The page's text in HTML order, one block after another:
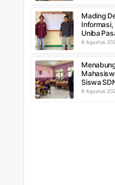
Mading
Uniba
Kantor
8 Agustus
Siswa
8 Agustus